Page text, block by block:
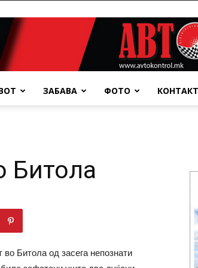
ЗАБАВА ФОТО КОНТАКТ
Битола
Битола од засега непознати